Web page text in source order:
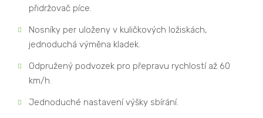
přidržovač píce.
Nosníky per uloženy v kuličkových ložiskách,
jednoduchá výměna kladek.
Odpružený podvozek pro přepravu rychlostí až 60
km/h.
Jednoduché nastavení výšky sbírání.